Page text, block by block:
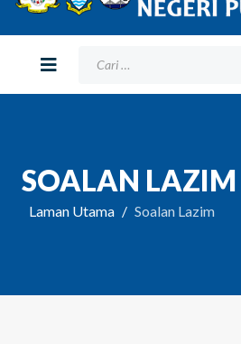
SOALAN LAZIM
Laman Utama Soalan Lazim